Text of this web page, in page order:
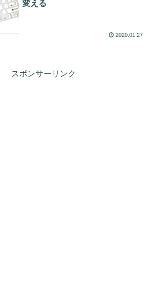
変える
2020.01.27
スポンサーリンク